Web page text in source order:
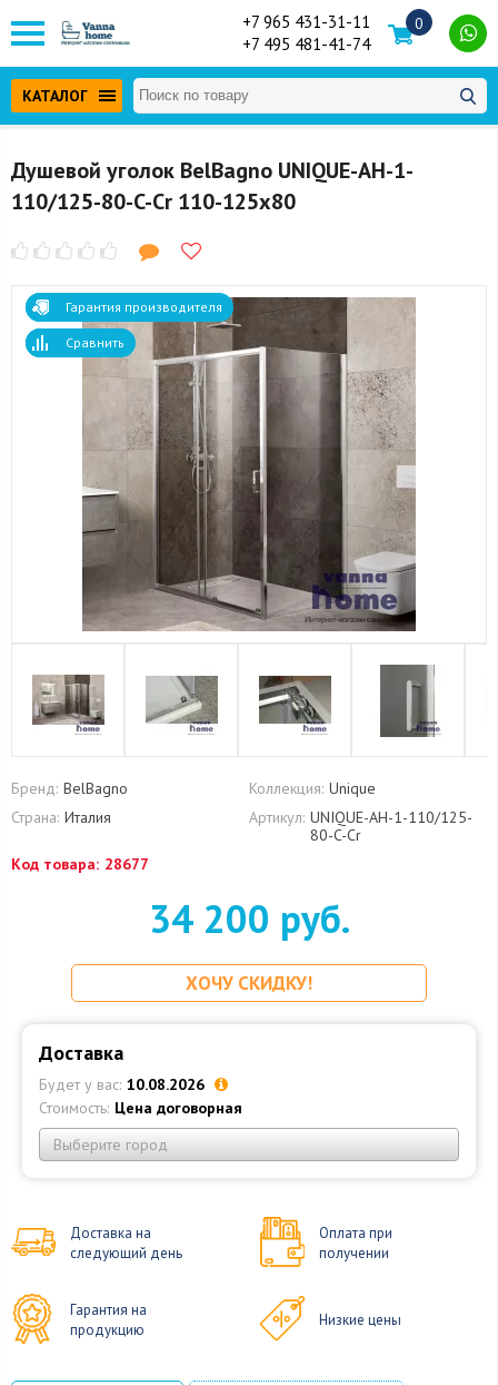
+7 965 431-31-11
+7 495 481-41-74
0
КАТАЛОГ
Душевой уголок BelBagno UNIQUE-AH-1-
110/125-80-C-Cr 110-125x80
Гарантия производителя
Сравнить
Бренд: BelBagno Коллекция: Unique
Страна: Италия Артикул: UNIQUE-AH-1-110/125-
80-C-Cr
Код товара: 28677
34 200 руб.
ХОЧУ СКИДКУ!
Доставка
Будет у вас: 10.08.2026
Стоимость: Цена договорная
Выберите город
Доставка на
следующий день
Оплата при
получении
Гарантия на
продукцию
Низкие цены